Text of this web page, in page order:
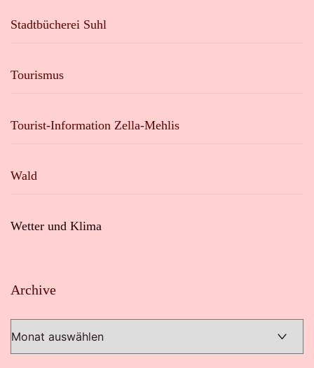
Stadtbücherei Suhl
Tourismus
Tourist-Information Zella-Mehlis
Wald
Wetter und Klima
Archive